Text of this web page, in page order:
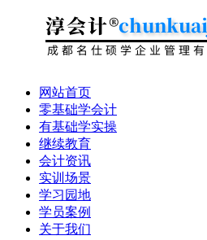
网站首页
零基础学会计
有基础学实操
继续教育
会计资讯
实训场景
学习园地
学员案例
关于我们